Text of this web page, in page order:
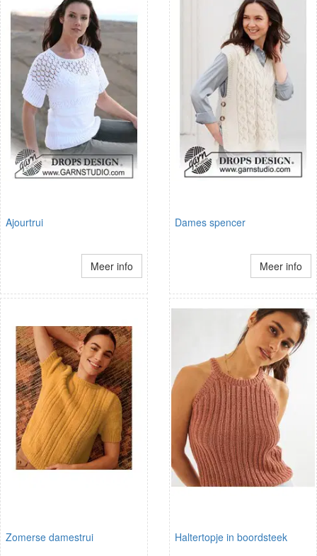
Ajourtrui
Meer info
Dames spencer
Meer info
Zomerse damestrui Haltertopje in boordsteek